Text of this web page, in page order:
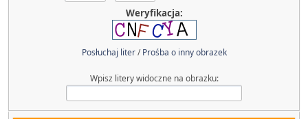
Weryfikacja:
Posłuchaj liter/Prośba o inny obrazek
Wpisz litery widoczne na obrazku: